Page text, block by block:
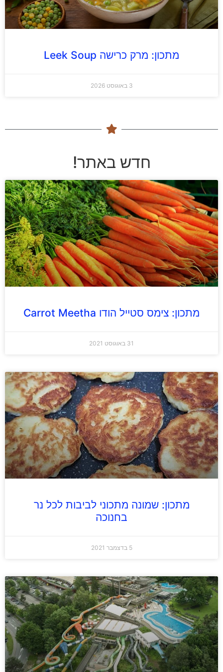
מתכון: מרק כרישה Leek Soup
3 באוגוסט 2026
חדש באתר!
מתכון: צימס סטייל הודו Carrot Meetha
31 באוגוסט 2021
מתכון: שמונה מתכוני לביבות לכל נר
בחנוכה
5 בדצמבר 2021